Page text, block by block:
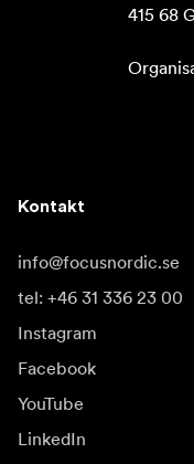
415 68
Kontakt
info@focusnordic.se
tel: +46 31 336 23 00
Instagram
Facebook
YouTube
LinkedIn